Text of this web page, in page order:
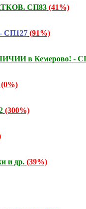
СП83 (41%)
СП127 (91%)
в Кемерово! -
(0%)
(300%)
и др. (39%)